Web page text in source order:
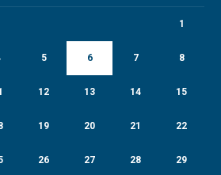
1
5 6 7 8
12 13 14 15
19 20 21 22
26 27 28 29